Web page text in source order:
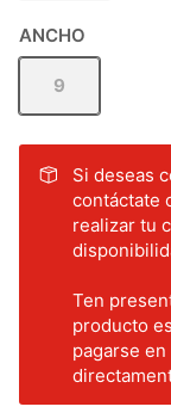
ANCHO
9
Si deseas
contáctate
realizar tu
Ten
producto
pagarse